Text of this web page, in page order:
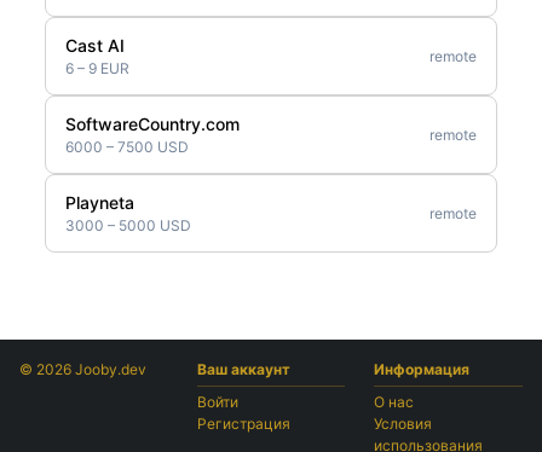
Cast AI
6 – 9 EUR
remote
SoftwareCountry.com
6000 – 7500 USD
remote
Playneta
3000 – 5000 USD
remote
© 2026 Jooby.dev
Ваш аккаунт
Войти
Регистрация
Информация
О нас
Условия
использования